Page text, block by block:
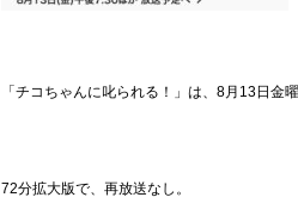
「チコちゃんに叱られる！」​は、8月13日金
72分拡大版で、再放送なし。